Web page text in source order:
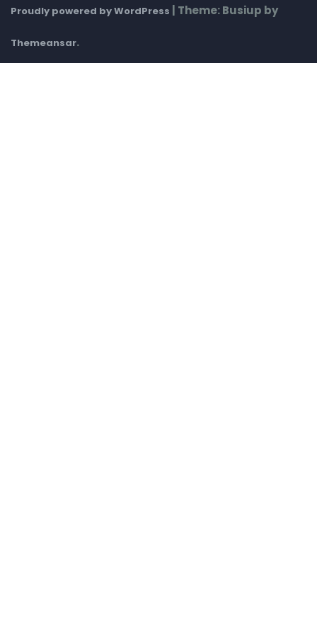
Proudly powered by WordPress Theme: Busiup by
Themeansar.